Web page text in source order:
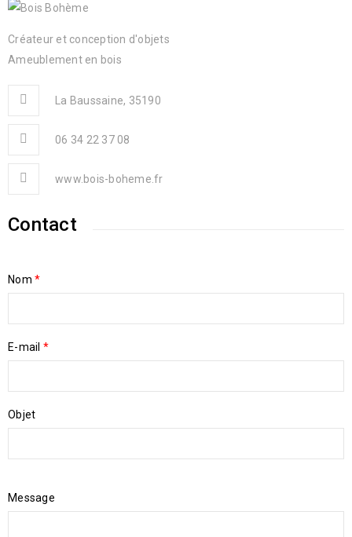
Créateur et conception d'objets
Ameublement en bois
La Baussaine, 35190
06 34 22 37 08
www.bois-boheme.fr
Contact
Nom *
E-mail *
Objet
Message